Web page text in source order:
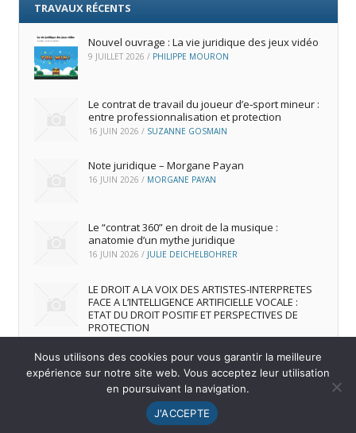
TRAVAUX RÉCENTS
Nouvel ouvrage : La vie juridique des jeux vidéo
9 JUILLET 2026 / PHILIPPE MOURON
Le contrat de travail du joueur d’e‑sport mineur :
entre professionnalisation et protection
16 JUIN 2026 / SUZANNE GOSMAIN
Note juridique – Morgane Payan
16 JUIN 2026 / MORGANE PAYAN
Le “contrat 360” en droit de la musique :
anatomie d’un mythe juridique
16 JUIN 2026 / JULIE DEICHELBOHRER
LE DROIT A LA VOIX DES ARTISTES-INTERPRETES
FACE A L’INTELLIGENCE ARTIFICIELLE VOCALE :
ETAT DU DROIT POSITIF ET PERSPECTIVES DE
PROTECTION
IREDIC-Mentions Légales
Nous utilisons des cookies pour vous garantir la meilleure
expérience sur notre site web. Vous acceptez leur utilisation
en poursuivant la navigation.
J'ACCEPTE